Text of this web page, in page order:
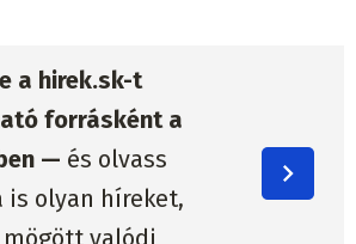
a hirek.sk-t
forrásként a
— és olvass
is olyan híreket,
valódi